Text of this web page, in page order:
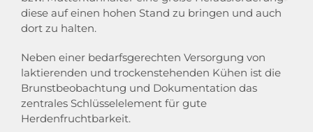
diese auf einen hohen Stand zu bringen und auch
dort zu halten.
Neben einer bedarfsgerechten Versorgung von
laktierenden und trockenstehenden Kühen ist die
Brunstbeobachtung und Dokumentation das
zentrales Schlüsselelement für gute
Herdenfruchtbarkeit.